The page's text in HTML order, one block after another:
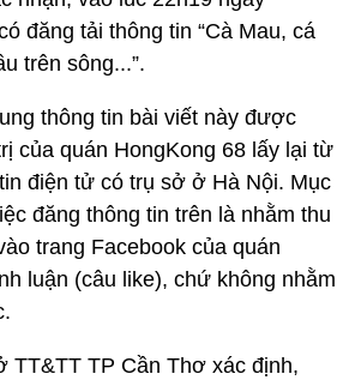
đăng tải thông tin “Cà Mau, cá
trên sông...”.
thông tin bài viết này được
của quán HongKong 68 lấy lại từ
điện tử có trụ sở ở Hà Nội. Mục
đăng thông tin trên là nhằm thu
trang Facebook của quán
luận (câu like), chứ không nhằm
TT&TT TP Cần Thơ xác định,